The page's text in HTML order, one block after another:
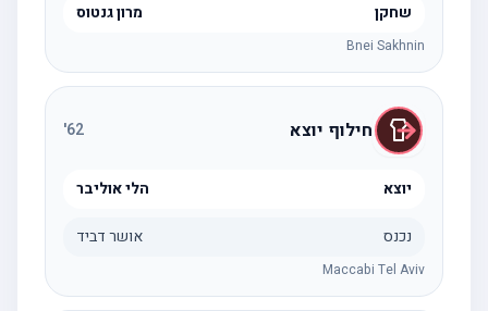
שחקן מרון גנטוס
Bnei Sakhnin
חילוף יוצא 62
'
יוצא הלי אוליבר
נכנס אושר דביד
Maccabi Tel Aviv